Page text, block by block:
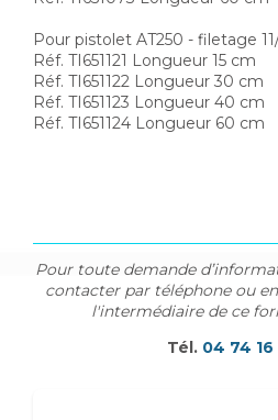
Pour toute demande
contacter par téléphone ou
l'intermédiaire de ce
Tél. 04 74
Pour pistolet AT250 - filetage
Réf. TI651121 Longueur 15 cm
Réf. TI651122 Longueur 30 cm
Réf. TI651123 Longueur 40 cm
Réf. TI651124 Longueur 60 cm